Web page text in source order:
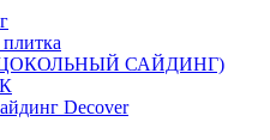
(ЦОКОЛЬНЫЙ САЙДИНГ)
Decover